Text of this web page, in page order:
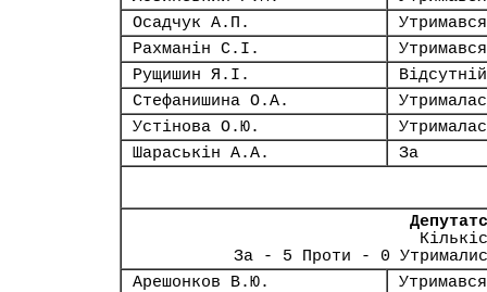
Осадчук А.П.
Утримався
Рахманін С.І.
Утримався
Рущишин Я.І.
Відсутній
Стефанишина О.А.
Устінова О.Ю.
Шараськін А.А.
За
За - 5 Проти - 0
Арешонков В.Ю.
Утримався